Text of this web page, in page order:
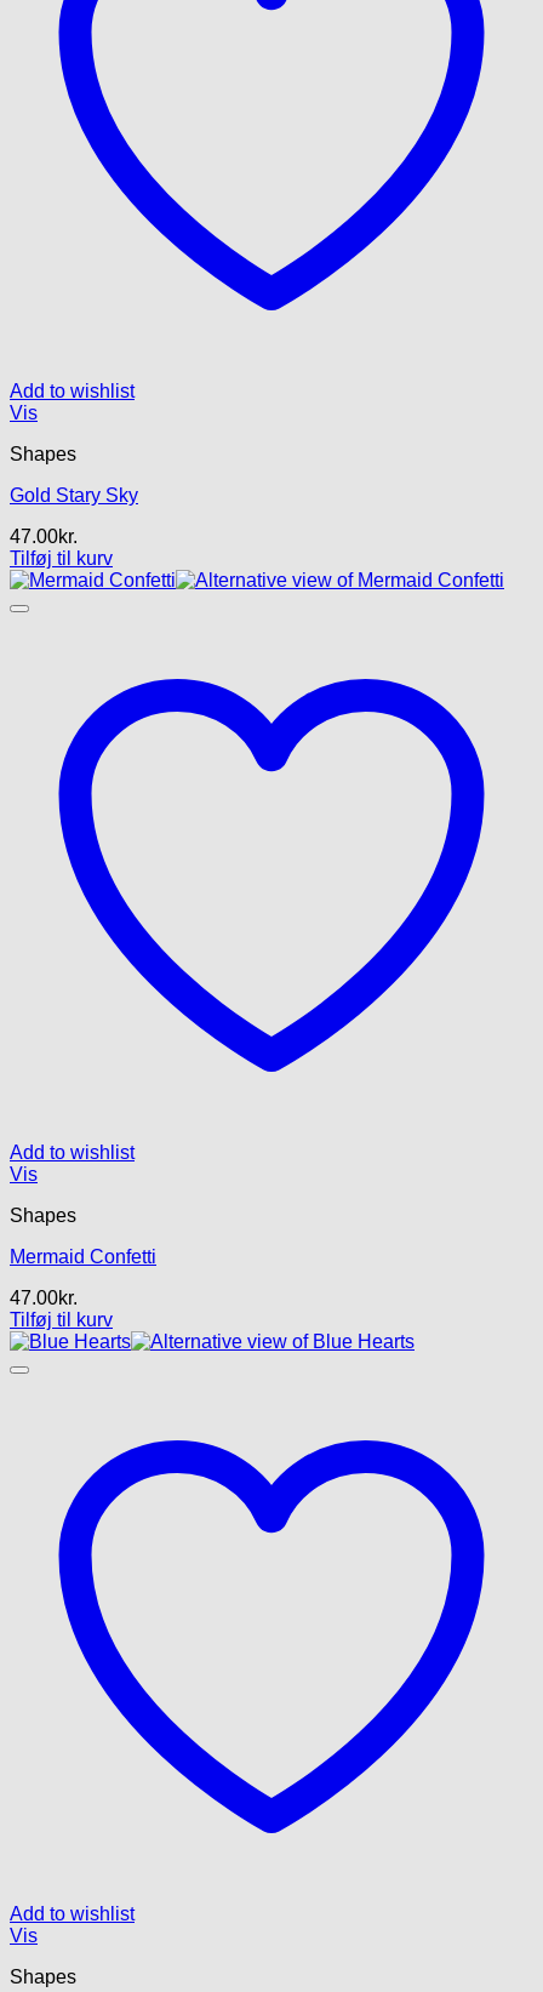
Add to wishlist
Vis
Shapes
Gold Stary Sky
47.00kr.
Tilføj til kurv
Add to wishlist
Vis
Shapes
Mermaid Confetti
47.00kr.
Tilføj til kurv
Add to wishlist
Vis
Shapes